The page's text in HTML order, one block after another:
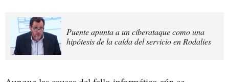
Puente apunta a un ciberataque como una
hipótesis de la caída del servicio en Rodalies